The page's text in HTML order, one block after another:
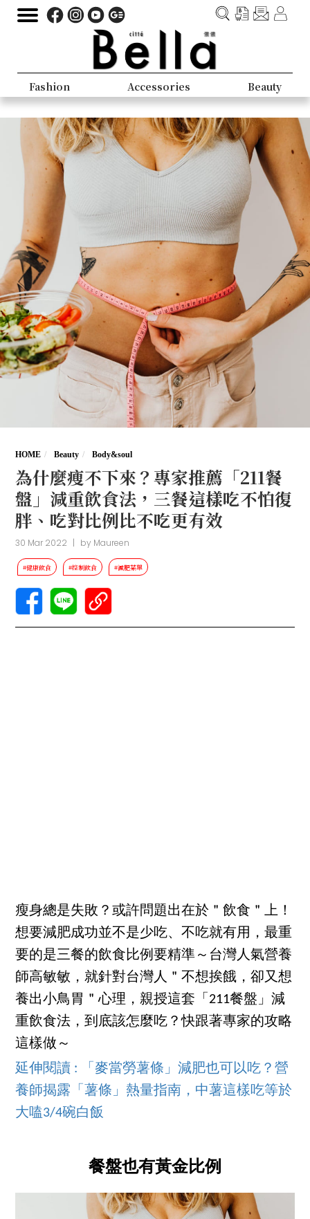
Fashion Accessories Beauty
HOME Beauty Body&soul
為什麼瘦不下來？專家推薦「211餐
盤」減重飲食法，三餐這樣吃不怕復
胖、吃對比例比不吃更有效
30 Mar 2022 | by Maureen
#健康飲食 #控制飲食 #減肥菜單
瘦身總是失敗？或許問題出在於＂飲食＂上！
想要減肥成功並不是少吃、不吃就有用，最重
要的是三餐的飲食比例要精準～台灣人氣營養
師高敏敏，就針對台灣人＂不想挨餓，卻又想
養出小鳥胃＂心理，親授這套「211餐盤」減
重飲食法，到底該怎麼吃？快跟著專家的攻略
這樣做～
延伸閱讀 : 「麥當勞薯條」減肥也可以吃？營
養師揭露「薯條」熱量指南，中薯這樣吃等於
大嗑3/4碗白飯
餐盤也有黃金比例